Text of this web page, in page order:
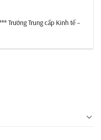
Trường Trung cấp Kinh tế –